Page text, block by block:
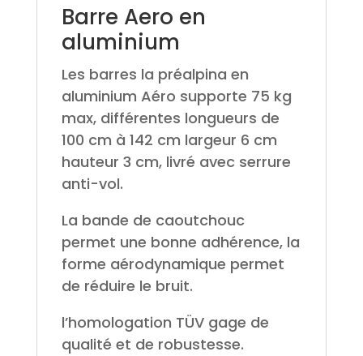
Barre Aero en
aluminium
Les barres la préalpina en
aluminium Aéro supporte 75 kg
max, différentes longueurs de
100 cm à 142 cm largeur 6 cm
hauteur 3 cm, livré avec serrure
anti-vol.
La bande de caoutchouc
permet une bonne adhérence, la
forme aérodynamique permet
de réduire le bruit.
l’homologation TÜV gage de
qualité et de robustesse.